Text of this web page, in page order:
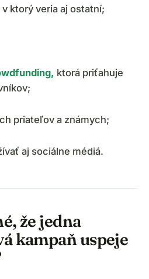
ktorý veria aj ostatní;
ktorá priťahuje
priateľov a známych;
aj sociálne médiá.
že jedna
kampaň uspeje